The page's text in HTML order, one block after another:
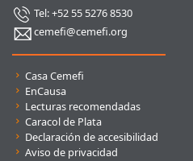
Tel: +52 55 5276 8530
cemefi@cemefi.org
Enlaces rápidos
Casa Cemefi
EnCausa
Lecturas recomendadas
Caracol de Plata
Declaración de accesibilidad
Aviso de privacidad